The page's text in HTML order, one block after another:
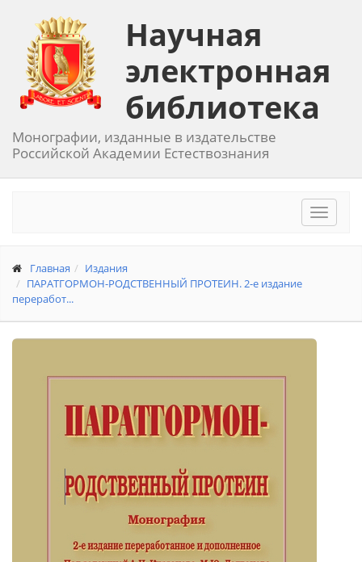
Научная
электронная
библиотека
Монографии, изданные в издательстве
Российской Академии Естествознания
Toggle
Главная
Издания
ПАРАТГОРМОН-РОДСТВЕННЫЙ ПРОТЕИН. 2-е издание
переработ...